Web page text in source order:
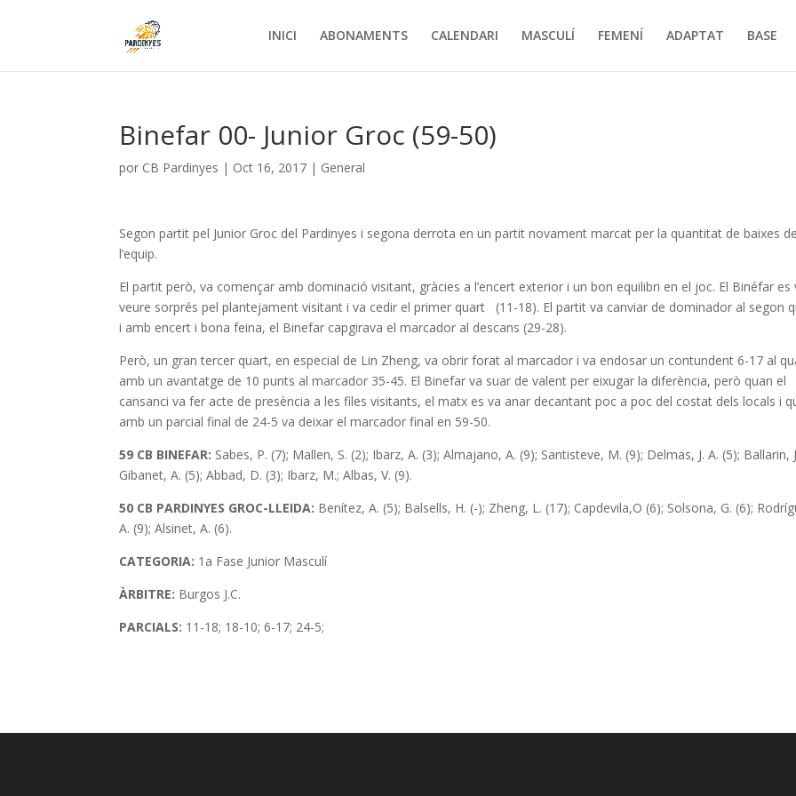
INICI ABONAMENTS CALENDARI MASCULÍ FEMENÍ ADAPTAT BASE
Binefar 00- Junior Groc (59-50)
por CB Pardinyes | Oct 16, 2017 | General
Segon partit pel Junior Groc del Pardinyes i segona derrota en un partit novament marcat per la quantitat de baixes de
l’equip.
El partit però, va començar amb dominació visitant, gràcies a l’encert exterior i un bon equilibri en el joc. El Binéfar es
veure sorprés pel plantejament visitant i va cedir el primer quart (11-18). El partit va canviar de dominador al segon
i amb encert i bona feina, el Binefar capgirava el marcador al descans (29-28).
Però, un gran tercer quart, en especial de Lin Zheng, va obrir forat al marcador i va endosar un contundent 6-17 al
amb un avantatge de 10 punts al marcador 35-45. El Binefar va suar de valent per eixugar la diferència, però quan el
cansanci va fer acte de presència a les files visitants, el matx es va anar decantant poc a poc del costat dels locals i
amb un parcial final de 24-5 va deixar el marcador final en 59-50.
59 CB BINEFAR: Sabes, P. (7); Mallen, S. (2); Ibarz, A. (3); Almajano, A. (9); Santisteve, M. (9); Delmas, J. A. (5); Ballarin,
Gibanet, A. (5); Abbad, D. (3); Ibarz, M.; Albas, V. (9).
50 CB PARDINYES GROC-LLEIDA: Benítez, A. (5); Balsells, H. (-); Zheng, L. (17); Capdevila,O (6); Solsona, G. (6);
A. (9); Alsinet, A. (6).
CATEGORIA: 1a Fase Junior Masculí
ÀRBITRE: Burgos J.C.
PARCIALS: 11-18; 18-10; 6-17; 24-5;